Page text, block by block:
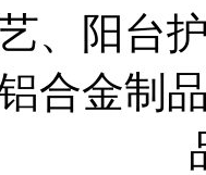
、阳台
合金制